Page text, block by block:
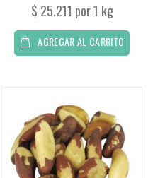
$ 25.211 por 1 kg
AGREGAR AL CARRITO